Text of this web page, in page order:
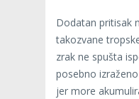
Dodatan pritisak
takozvane
zrak ne spušta
posebno
jer more